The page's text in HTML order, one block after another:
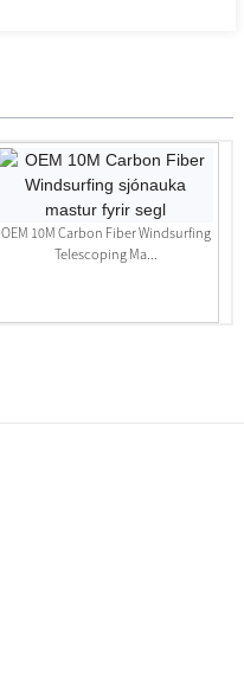
OEM 10M Carbon Fiber Windsurfing
Telescoping Ma...